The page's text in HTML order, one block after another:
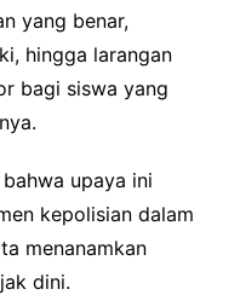
yang benar,
hingga larangan
bagi siswa yang
upaya ini
kepolisian dalam
menanamkan
dini.